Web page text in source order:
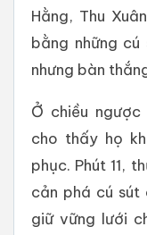
Hằng, Thu
bằng những
nhưng bàn
Ở chiều
cho thấy họ
phục. Phút 11,
cản phá cú sút
giữ vững lưới